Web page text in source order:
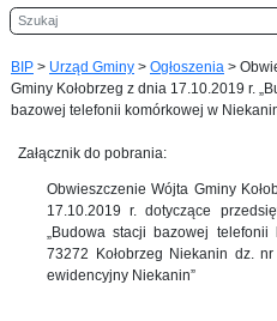
Szukaj
BIP > Urząd Gminy > Ogłoszenia >
Gminy Kołobrzeg z dnia 17.10.2019 r.
bazowej telefonii komórkowej w
Załącznik do pobrania:
Obwieszczenie Wójta Gminy
17.10.2019 r. dotyczące
„Budowa stacji bazowej telefonii
73272 Kołobrzeg Niekanin dz.
ewidencyjny Niekanin”